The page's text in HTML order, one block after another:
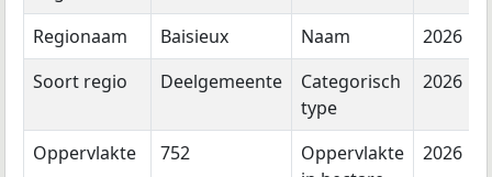
Regionaam
Baisieux Naam
2026
Soort regio
Deelgemeente
Categorisch
type
2026
Oppervlakte 752
Oppervlakte
2026